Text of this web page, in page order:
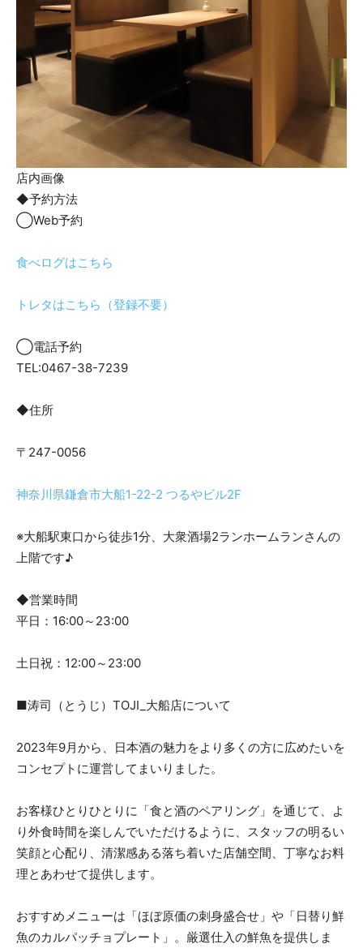
店内画像
◆予約方法
◯Web予約
食べログはこちら
トレタはこちら（登録不要）
◯電話予約
TEL:0467-38-7239
◆住所
〒247-0056
神奈川県鎌倉市大船1-22-2 つるやビル2F
※大船駅東口から徒歩1分、大衆酒場2ランホームランさんの
上階です♪
◆営業時間
平日：16:00～23:00
土日祝：12:00～23:00
■涛司（とうじ）TOJI_大船店について
2023年9月から、日本酒の魅力をより多くの方に広めたいを
コンセプトに運営してまいりました。
お客様ひとりひとりに「食と酒のペアリング」を通じて、よ
り外食時間を楽しんでいただけるように、スタッフの明るい
笑顔と心配り、清潔感ある落ち着いた店舗空間、丁寧なお料
理とあわせて提供します。
おすすめメニューは「ほぼ原価の刺身盛合せ」や「日替り鮮
魚のカルパッチョプレート」。厳選仕入の鮮魚を提供しま